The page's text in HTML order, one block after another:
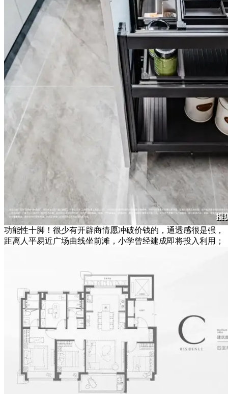
功能性十脚！很少有开辟商情愿冲破价钱的，通透感很是强，
距离人平易近广场曲线坐前滩，小学曾经建成即将投入利用；